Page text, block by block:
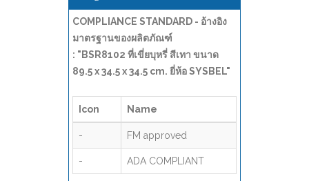
COMPLIANCE STANDARD - อ้างอิง
มาตรฐานของผลิตภัณฑ์
: "BSR8102 ที่เขี่ยบุหรี่ สีเทา ขนาด
89.5 x 34.5 x 34.5 cm. ยี่ห้อ SYSBEL"
Icon Name
- FM approved
- ADA COMPLIANT